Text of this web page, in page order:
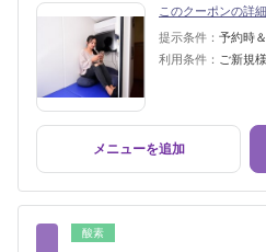
このクーポンの詳細
提示条件： 予約時
利用条件： ご新規
メニューを追加
酸素